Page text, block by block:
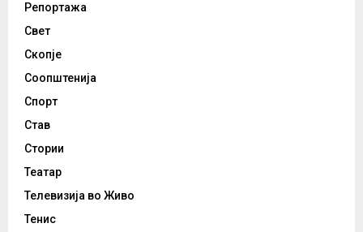
Репортажа
Свет
Скопје
Соопштенија
Спорт
Став
Стории
Театар
Телевизија во Живо
Тенис